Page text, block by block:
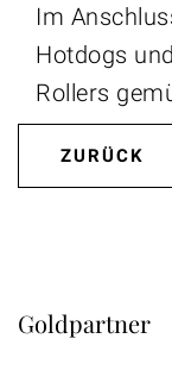
Im
Hotdogs
Rollers
ZURÜCK
Goldpartner